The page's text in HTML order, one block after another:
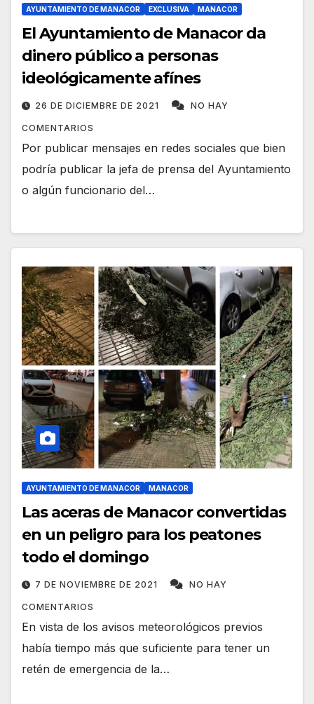
AYUNTAMIENTO DE MANACOR EXCLUSIVA MANACOR
El Ayuntamiento de Manacor da
dinero público a personas
ideológicamente afínes
26 DE DICIEMBRE DE 2021 NO HAY
COMENTARIOS
Por publicar mensajes en redes sociales que bien
podría publicar la jefa de prensa del Ayuntamiento
o algún funcionario del…
AYUNTAMIENTO DE MANACOR MANACOR
Las aceras de Manacor convertidas
en un peligro para los peatones
todo el domingo
7 DE NOVIEMBRE DE 2021 NO HAY
COMENTARIOS
En vista de los avisos meteorológicos previos
había tiempo más que suficiente para tener un
retén de emergencia de la…